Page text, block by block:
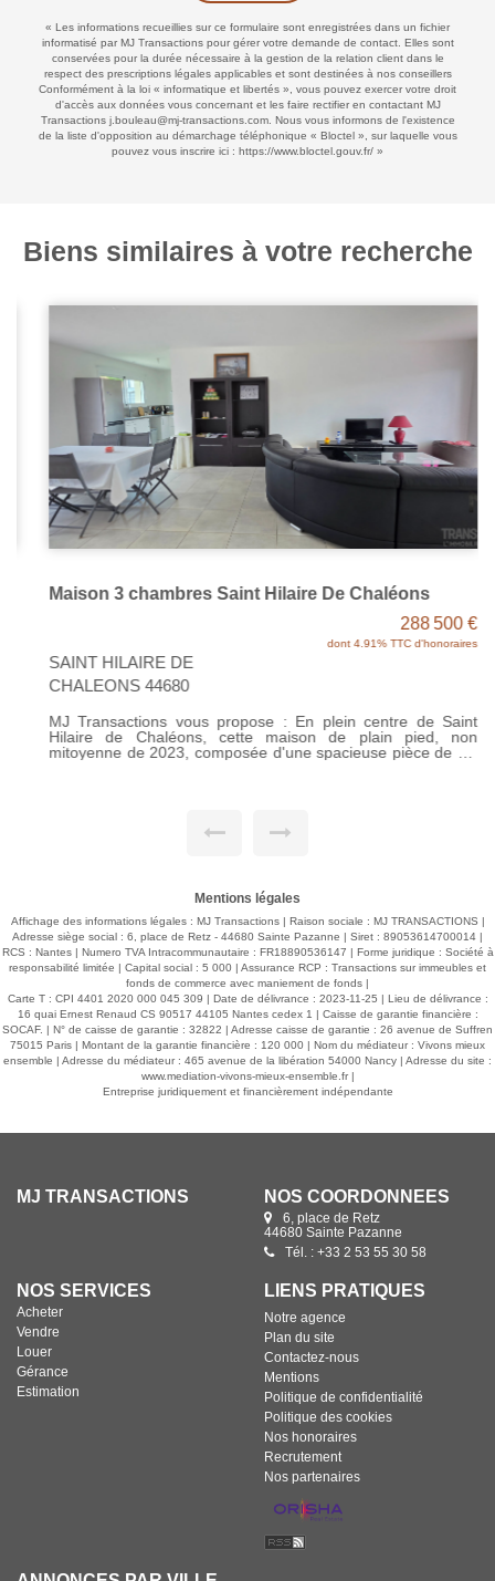
« Les informations recueillies sur ce formulaire sont enregistrées dans un fichier
informatisé par MJ Transactions pour gérer votre demande de contact. Elles sont
conservées pour la durée nécessaire à la gestion de la relation client dans le
respect des prescriptions légales applicables et sont destinées à nos conseillers
Conformément à la loi « informatique et libertés », vous pouvez exercer votre droit
d'accès aux données vous concernant et les faire rectifier en contactant MJ
Transactions j.bouleau@mj-transactions.com. Nous vous informons de l'existence
de la liste d'opposition au démarchage téléphonique « Bloctel », sur laquelle vous
pouvez vous inscrire ici : https://www.bloctel.gouv.fr/ »
Biens similaires à votre recherche
Maison 3 chambres Saint Hilaire De Chaléons
288 500 €
dont 4.91% TTC d'honoraires
SAINT HILAIRE DE
CHALEONS 44680
MJ Transactions vous propose : En plein centre de Saint
Hilaire de Chaléons, cette maison de plain pied, non
mitoyenne de 2023, composée d'une spacieuse pièce de vie
Mentions légales
Affichage des informations légales : MJ Transactions | Raison sociale : MJ TRANSACTIONS |
Adresse siège social : 6, place de Retz - 44680 Sainte Pazanne | Siret : 89053614700014 |
RCS : Nantes | Numero TVA Intracommunautaire : FR18890536147 | Forme juridique : Société à
responsabilité limitée | Capital social : 5 000 | Assurance RCP : Transactions sur immeubles et
fonds de commerce avec maniement de fonds |
Carte T : CPI 4401 2020 000 045 309 | Date de délivrance : 2023-11-25 | Lieu de délivrance :
16 quai Ernest Renaud CS 90517 44105 Nantes cedex 1 | Caisse de garantie financière :
SOCAF. | N° de caisse de garantie : 32822 | Adresse caisse de garantie : 26 avenue de Suffren
75015 Paris | Montant de la garantie financière : 120 000 | Nom du médiateur : Vivons mieux
ensemble | Adresse du médiateur : 465 avenue de la libération 54000 Nancy | Adresse du site :
www.mediation-vivons-mieux-ensemble.fr|
Entreprise juridiquement et financièrement indépendante
MJ TRANSACTIONS NOS COORDONNÉES
6, place de Retz
44680 Sainte Pazanne
Tél. : +33 2 53 55 30 58
NOS SERVICES
Acheter
Vendre
Louer
Gérance
Estimation
LIENS PRATIQUES
Notre agence
Plan du site
Contactez-nous
Mentions
Politique de confidentialité
Politique des cookies
Nos honoraires
Recrutement
Nos partenaires